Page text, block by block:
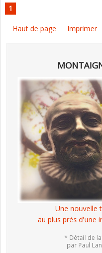
1
Haut de page Imprimer
Une nouvelle
au plus près d'une
* Détail de
par Paul